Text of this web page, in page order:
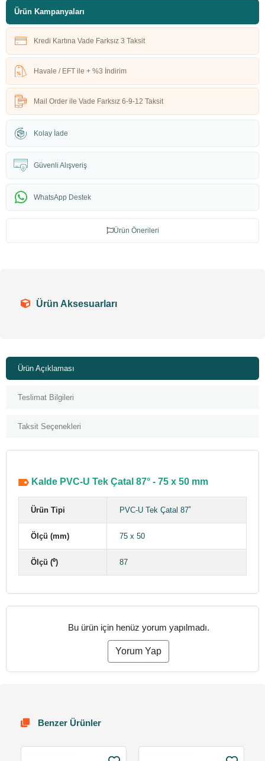
Ürün Kampanyaları
Kredi Kartına Vade Farksız 3 Taksit
Havale / EFT ile + %3 İndirim
Mail Order ile Vade Farksız 6-9-12 Taksit
Kolay İade
Güvenli Alışveriş
WhatsApp Destek
Ürün Önerileri
Ürün Aksesuarları
Ürün Açıklaması
Teslimat Bilgileri
Taksit Seçenekleri
Kalde PVC-U Tek Çatal 87° - 75 x 50 mm
Ürün Tipi PVC-U Tek Çatal 87˚
Ölçü (mm) 75 x 50
Ölçü (⁰) 87
Bu ürün için henüz yorum yapılmadı.
Yorum Yap
Benzer Ürünler